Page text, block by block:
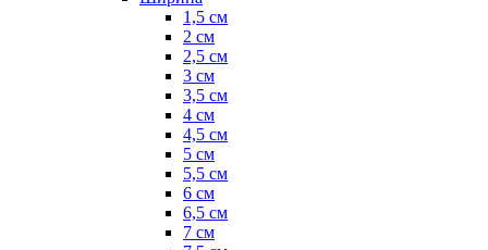
1,5 см
2 см
2,5 см
3 см
3,5 см
4 см
4,5 см
5 см
5,5 см
6 см
6,5 см
7 см